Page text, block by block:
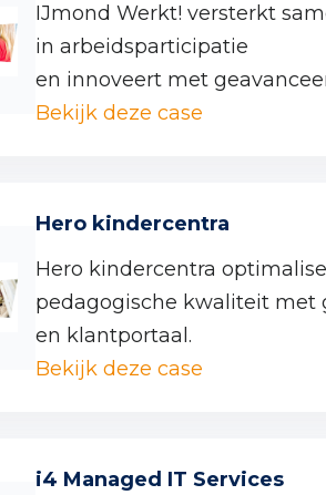
IJmond Werkt! versterkt
in arbeidsparticipatie
en innoveert met
Bekijk deze case
Hero kindercentra
Hero kindercentra
pedagogische kwaliteit met
en klantportaal.
Bekijk deze case
i4 Managed IT Services